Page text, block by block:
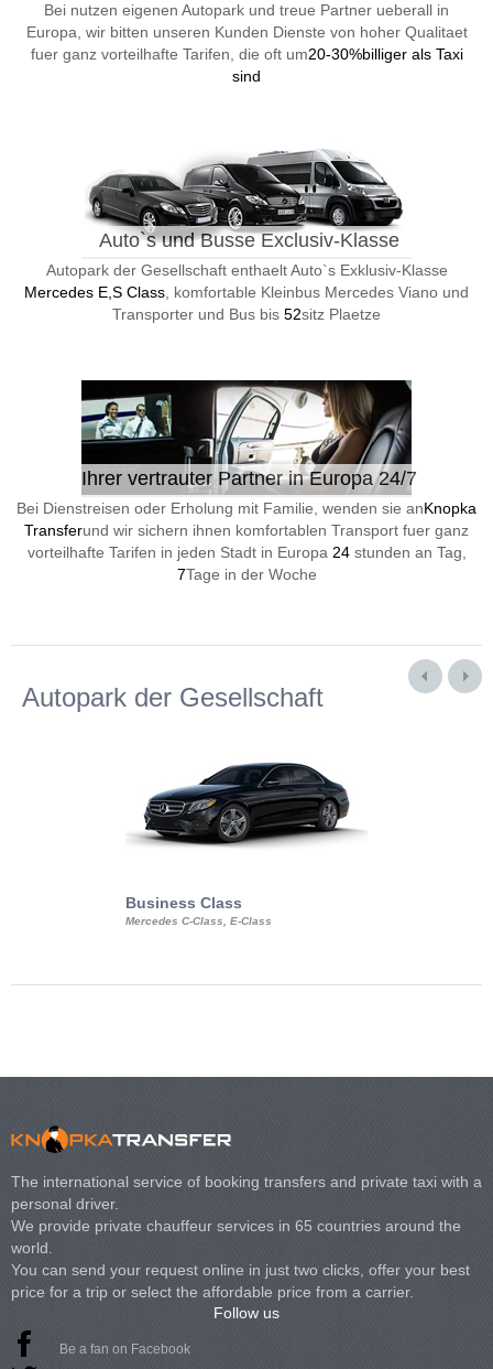
Bei nutzen eigenen Autopark und treue Partner ueberall in
Europa, wir bitten unseren Kunden Dienste von hoher Qualitaet
fuer ganz vorteilhafte Tarifen, die oft um20-30%billiger als Taxi
sind
Auto`s und Busse Exclusiv-Klasse
Autopark der Gesellschaft enthaelt Auto`s Exklusiv-Klasse
Mercedes E,S Class , komfortable Kleinbus Mercedes Viano und
Transporter und Bus bis 52sitz Plaetze
Ihrer vertrauter Partner in Europa 24/7
Bei Dienstreisen oder Erholung mit Familie, wenden sie anKnopka
Transferund wir sichern ihnen komfortablen Transport fuer ganz
vorteilhafte Tarifen in jeden Stadt in Europa 24stunden an Tag,
7Tage in der Woche
Autopark der Gesellschaft
Business Class
Mercedes C-Class, E-Class
The international service of booking transfers and private taxi with a
personal driver.
We provide private chauffeur services in 65 countries around the
world.
You can send your request online in just two clicks, offer your best
price for a trip or select the affordable price from a carrier.
Follow us
Be a fan on Facebook